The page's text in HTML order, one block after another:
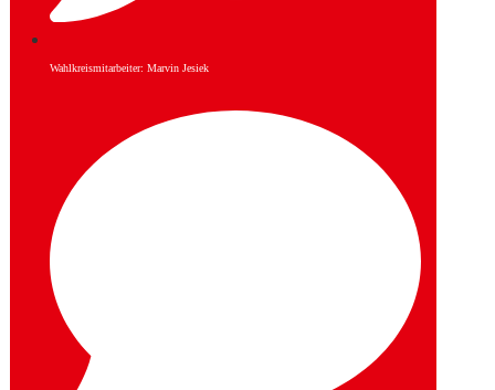
Wahlkreismitarbeiter: Marvin Jesiek